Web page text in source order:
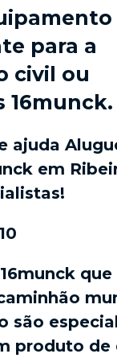
para a
civil ou
16munck.
ajuda
em
são
produto de